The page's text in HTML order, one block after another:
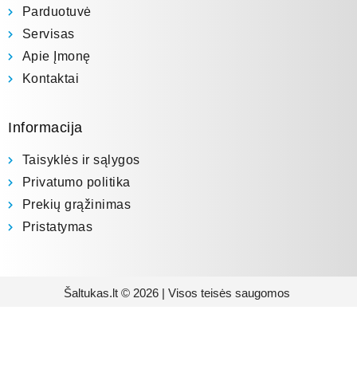
Parduotuvė
Servisas
Apie Įmonę
Kontaktai
Informacija
Taisyklės ir sąlygos
Privatumo politika
Prekių grąžinimas
Pristatymas
Šaltukas.lt © 2026 | Visos teisės saugomos